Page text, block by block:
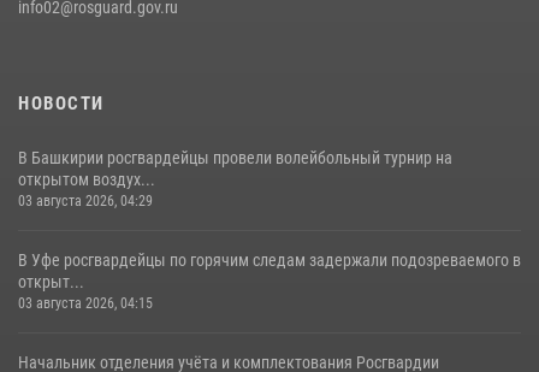
info02@rosguard.gov.ru
НОВОСТИ
В Башкирии росгвардейцы провели волейбольный турнир на
открытом воздух...
03 августа 2026, 04:29
В Уфе росгвардейцы по горячим следам задержали подозреваемого в
открыт...
03 августа 2026, 04:15
Начальник отделения учёта и комплектования Росгвардии